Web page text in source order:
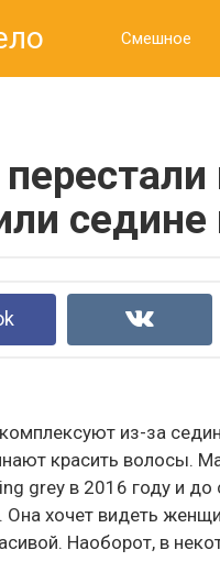
Смешное
седине
из-за
красить волосы.
grey в 2016 году и
Она хочет видеть
Наоборот, в